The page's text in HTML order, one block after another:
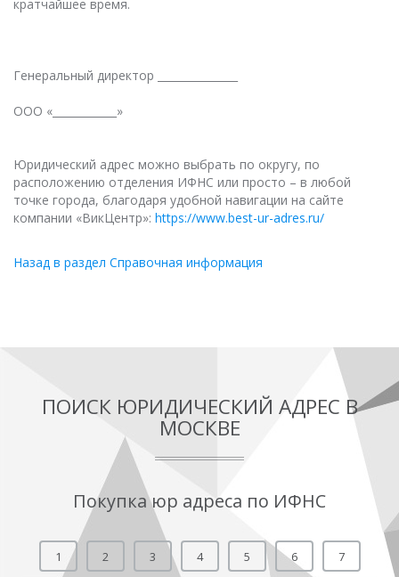
кратчайшее время.
Генеральный директор _______________
ООО «____________»
Юридический адрес можно выбрать по округу, по
расположению отделения ИФНС или просто – в любой
точке города, благодаря удобной навигации на сайте
компании «ВикЦентр»: https://www.best-ur-adres.ru/
Назад в раздел Справочная информация
ПОИСК ЮРИДИЧЕСКИЙ АДРЕС В
МОСКВЕ
Покупка юр адреса по ИФНС
1 2 3 4 5 6 7